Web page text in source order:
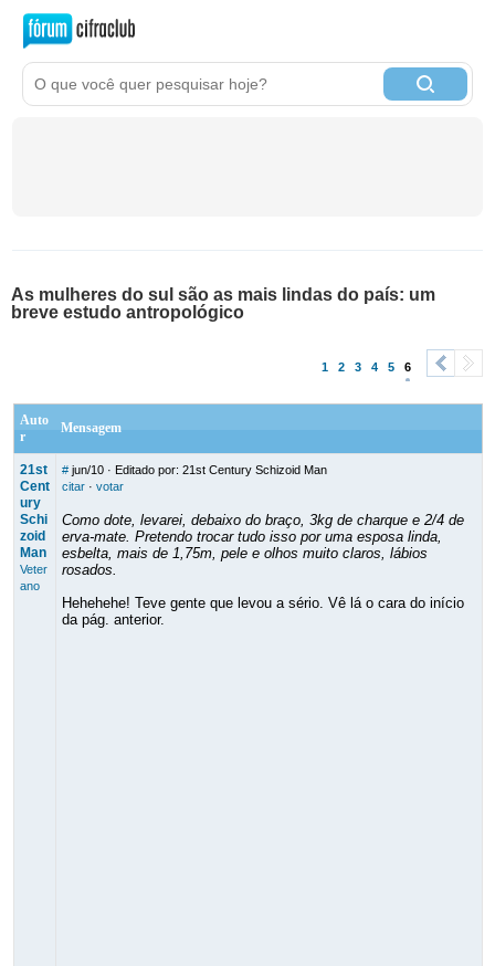
As mulheres do sul são as mais lindas do país: um
breve estudo antropológico
1 2 3 4 5 6
< >
Auto
r
Mensagem
21st
Cent
ury
Schi
zoid
Man
Veter
ano
# jun/10· Editado por: 21st Century Schizoid Man
citar· votar
Como dote, levarei, debaixo do braço, 3kg de charque e 2/4 de
erva-mate. Pretendo trocar tudo isso por uma esposa linda,
esbelta, mais de 1,75m, pele e olhos muito claros, lábios
rosados.
Hehehehe! Teve gente que levou a sério. Vê lá o cara do início
da pág. anterior.